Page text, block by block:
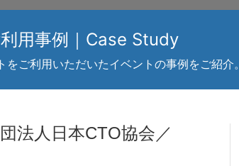
用事例｜Case Study
をご利用いただいたイベントの事例をご紹介。
法人日本CTO協会／